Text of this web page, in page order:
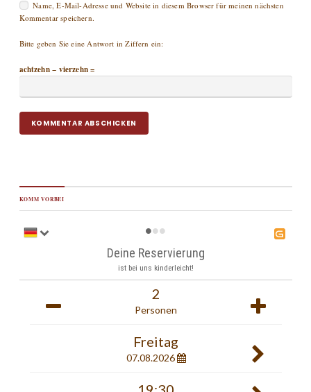
Name, E-Mail-Adresse und Website in diesem Browser für meinen nächsten
Kommentar speichern.
Bitte geben Sie eine Antwort in Ziffern ein:
achtzehn − vierzehn =
KOMM VORBEI